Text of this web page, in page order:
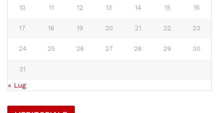
10 11 12 13 14 15 16
17 18 19 20 21 22 23
24 25 26 27 28 29 30
31
« Lug